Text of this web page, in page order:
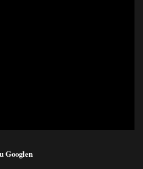
Googlen